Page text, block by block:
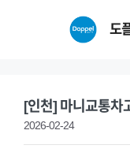
도
[인천] 마니교통차
2026-02-24